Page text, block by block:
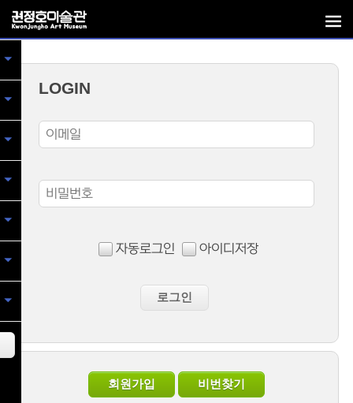
LOGIN
자동로그인 아이디저장